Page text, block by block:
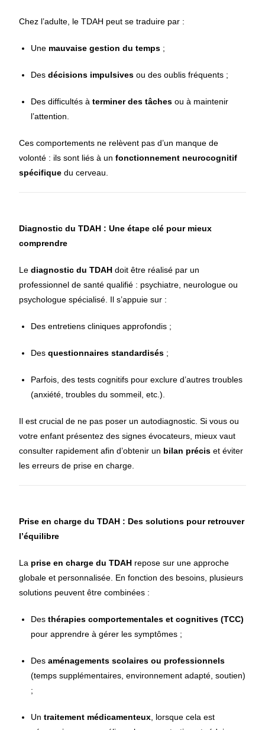
Chez l’adulte, le TDAH peut se traduire par :
Une mauvaise gestion du temps ;
Desdécisions impulsives ou des oublis fréquents ;
Des difficultés àterminer des tâches ou à maintenir
l’attention.
Ces comportements ne relèvent pas d’un manque de
volonté : ils sont liés à unfonctionnement neurocognitif
spécifique du cerveau.
Diagnostic du TDAH : Une étape clé pour mieux
comprendre
Lediagnostic du TDAH doit être réalisé par un
professionnel de santé qualifié : psychiatre, neurologue ou
psychologue spécialisé. Il s’appuie sur :
Des entretiens cliniques approfondis ;
Desquestionnaires standardisés ;
Parfois, des tests cognitifs pour exclure d’autres troubles
(anxiété, troubles du sommeil, etc.).
Il est crucial de ne pas poser un autodiagnostic. Si vous ou
votre enfant présentez des signes évocateurs, mieux vaut
consulter rapidement afin d’obtenir un bilan précis et éviter
les erreurs de prise en charge.
Prise en charge du TDAH : Des solutions pour retrouver
l’équilibre
La prise en charge du TDAH repose sur une approche
globale et personnalisée. En fonction des besoins, plusieurs
solutions peuvent être combinées :
Desthérapies comportementales et cognitives (TCC)
pour apprendre à gérer les symptômes ;
Desaménagements scolaires ou professionnels
(temps supplémentaires, environnement adapté, soutien)
;
Untraitement médicamenteux , lorsque cela est